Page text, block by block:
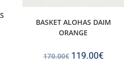
BASKET ALOHAS DAIM
ORANGE
170.00€ 119.00€